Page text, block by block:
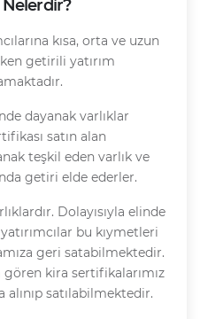
Nelerdir?
kısa, orta ve uzun
getirili yatırım
dayanak varlıklar
satın alan
teşkil eden varlık ve
getiri elde ederler.
Dolayısıyla elinde
bu kıymetleri
geri satabilmektedir.
gören kira sertifikalarımız
alınıp satılabilmektedir.